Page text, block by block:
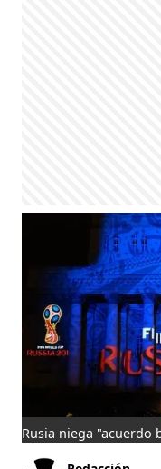
Rusia niega "acuerdo